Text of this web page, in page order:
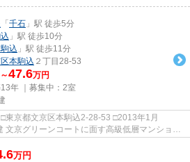
「 千石 」駅 徒歩5分
」駅 徒歩10分
込 」駅 徒歩11分
本駒込 ２丁目28-53
47.6万円
年 ｜募集中： 2室
□東京都文京区本駒込2-28-53 □2013年1月
文京グリーンコートに面す高級低層マンション
万円